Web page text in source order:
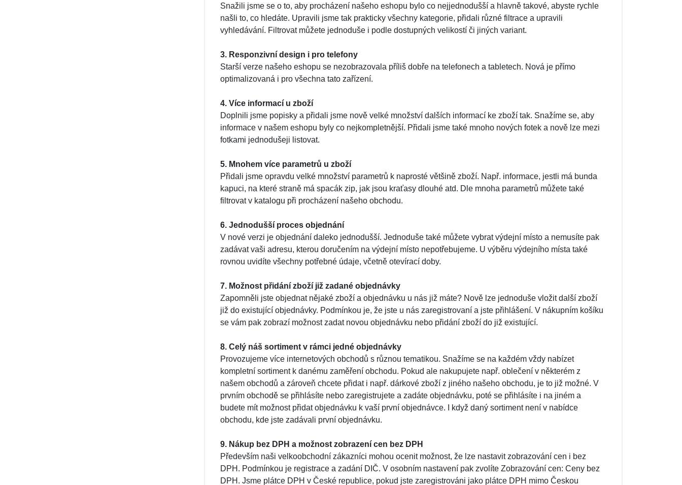
Snažili jsme se o to, aby procházení našeho eshopu bylo co nejjednodušší a hlavně takové, abyste rychle
našli to, co hledáte. Upravili jsme tak prakticky všechny kategorie, přidali různé filtrace a upravili
vyhledávání. Filtrovat můžete jednoduše i podle dostupných velikostí či jiných variant.
3. Responzivní design i pro telefony
Starší verze našeho eshopu se nezobrazovala příliš dobře na telefonech a tabletech. Nová je přímo
optimalizovaná i pro všechna tato zařízení.
4. Více informací u zboží
Doplnili jsme popisky a přidali jsme nově velké množství dalších informací ke zboží tak. Snažíme se, aby
informace v našem eshopu byly co nejkompletnější. Přidali jsme také mnoho nových fotek a nově lze mezi
fotkami jednodušeji listovat.
5. Mnohem více parametrů u zboží
Přidali jsme opravdu velké množství parametrů k naprosté většině zboží. Např. informace, jestli má bunda
kapuci, na které straně má spacák zip, jak jsou kraťasy dlouhé atd. Dle mnoha parametrů můžete také
filtrovat v katalogu při procházení našeho obchodu.
6. Jednodušší proces objednání
V nové verzi je objednání daleko jednodušší. Jednoduše také můžete vybrat výdejní místo a nemusíte pak
zadávat vaši adresu, kterou doručením na výdejní místo nepotřebujeme. U výběru výdejního místa také
rovnou uvidíte všechny potřebné údaje, včetně otevírací doby.
7. Možnost přidání zboží již zadané objednávky
Zapomněli jste objednat nějaké zboží a objednávku u nás již máte? Nově lze jednoduše vložit další zboží
již do existující objednávky. Podmínkou je, že jste u nás zaregistrovaní a jste přihlášení. V nákupním košíku
se vám pak zobrazí možnost zadat novou objednávku nebo přidání zboží do již existující.
8. Celý náš sortiment v rámci jedné objednávky
Provozujeme více internetových obchodů s různou tematikou. Snažíme se na každém vždy nabízet
kompletní sortiment k danému zaměření obchodu. Pokud ale nakupujete např. oblečení v některém z
našem obchodů a zároveň chcete přidat i např. dárkové zboží z jiného našeho obchodu, je to již možné. V
prvním obchodě se přihlásíte nebo zaregistrujete a zadáte objednávku, poté se přihlásíte i na jiném a
budete mít možnost přidat objednávku k vaší první objednávce. I když daný sortiment není v nabídce
obchodu, kde jste zadávali první objednávku.
9. Nákup bez DPH a možnost zobrazení cen bez DPH
Především naši velkoobchodní zákazníci mohou ocenit možnost, že lze nastavit zobrazování cen i bez
DPH. Podmínkou je registrace a zadání DIČ. V osobním nastavení pak zvolíte Zobrazování cen: Ceny bez
DPH. Jsme plátce DPH v České republice, pokud jste zaregistrováni jako plátce DPH mimo Českou